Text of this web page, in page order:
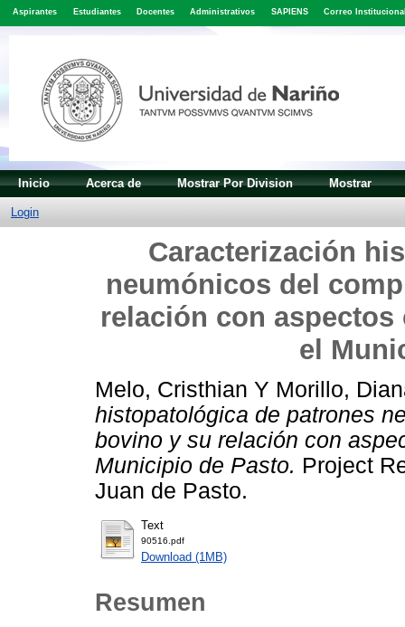
Aspirantes Estudiantes Docentes Administrativos SAPIENS Correo
Inicio Acerca de Mostrar Por Division Mostrar
Login
Caracterización
neumónicos del
relación con
el
Melo, Cristhian Y Morillo,
histopatológica de patrones
bovino y su relación con
Municipio de Pasto. Project
Juan de Pasto.
Text
90516.pdf
Download (1MB)
Resumen